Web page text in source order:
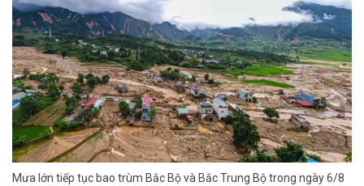
Mưa lớn tiếp tục bao trùm Bắc Bộ và Bắc Trung Bộ trong ngày 6/8